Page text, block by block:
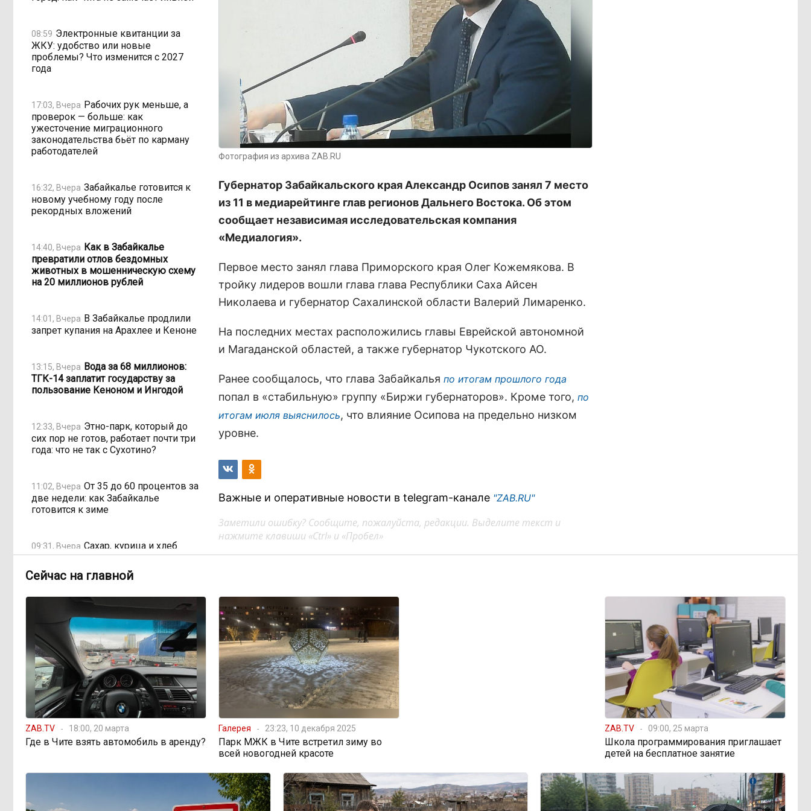
08:59 Электронные квитанции за
ЖКУ: удобство или новые
проблемы? Что изменится с 2027
года
17:03, Вчера Рабочих рук меньше, а
проверок — больше: как
ужесточение миграционного
законодательства бьёт по карману
работодателей
16:32, Вчера Забайкалье готовится к
новому учебному году после
рекордных вложений
14:40, Вчера Как в Забайкалье
превратили отлов бездомных
животных в мошенническую схему
на 20 миллионов рублей
14:01, Вчера В Забайкалье продлили
запрет купания на Арахлее и Кеноне
13:15, Вчера Вода за 68 миллионов:
ТГК-14 заплатит государству за
пользование Кеноном и Ингодой
12:33, Вчера Этно-парк, который до
сих пор не готов, работает почти три
года: что не так с Сухотино?
11:02, Вчера От 35 до 60 процентов за
две недели: как Забайкалье
готовится к зиме
09:31, Вчера Сахар, курица и хлеб
продолжают дорожать, а статистика
рисует обратное
Забайкалье строит
дамбы раньше сроков, чтобы
паводки не застали врасплох
18:01, 6 августа Погодные качели в
Забайкалье: прогноз синоптиков на
ближайшие выходные
16:58, 6 августа
Консультанты
возглавили рейтинг самых
высокооплачиваемых подработок
жители подтопленного Угдана
Фотография из архива ZAB.RU
Губернатор Забайкальского края Александр Осипов занял 7 место
из 11 в медиарейтинге глав регионов Дальнего Востока. Об этом
сообщает независимая исследовательская компания
«Медиалогия».
Первое место занял глава Приморского края Олег Кожемякова. В
тройку лидеров вошли глава глава Республики Саха Айсен
Николаева и губернатор Сахалинской области Валерий Лимаренко.
На последних местах расположились главы Еврейской автономной
и Магаданской областей, а также губернатор Чукотского АО.
Ранее сообщалось, что глава Забайкалья по итогам прошлого года
попал в «стабильную» группу «Биржи губернаторов». Кроме того, по
итогам июля выяснилось, что влияние Осипова на предельно низком
уровне.
Важные и оперативные новости в telegram-канале "ZAB.RU"
Заметили ошибку? Сообщите, пожалуйста, редакции. Выделите текст и
нажмите клавиши «Ctrl» и «Пробел»
Сейчас на главной
ZAB.TV 18:00, 20 марта
Где в Чите взять автомобиль в аренду?
Галерея 23:23, 10 декабря 2025
Парк МЖК в Чите встретил зиму во
всей новогодней красоте
ZAB.TV 09:00, 25 марта
Школа программирования приглашает
детей на бесплатное занятие